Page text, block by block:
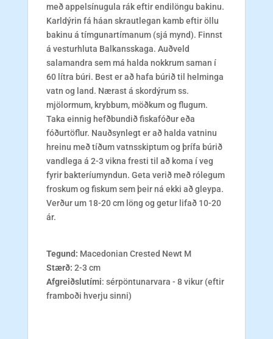
með appelsínugula rák eftir endilöngu bakinu.
Karldýrin fá háan skrautlegan kamb eftir öllu
bakinu á tímgunartímanum (sjá mynd). Finnst
á vesturhluta Balkansskaga. Auðveld
salamandra sem má halda nokkrum saman í
60 lítra búri. Best er að hafa búrið til helminga
vatn og land. Nærast á skordýrum ss.
mjölormum, krybbum, möðkum og flugum.
Taka einnig hefðbundið fiskafóður eða
fóðurtöflur. Nauðsynlegt er að halda vatninu
hreinu með tíðum vatnsskiptum og þrífa búrið
vandlega á 2-3 vikna fresti til að koma í veg
fyrir bakteríumyndun. Geta verið með rólegum
froskum og fiskum sem þeir ná ekki að gleypa.
Verður um 18-20 cm löng og getur lifað 10-20
ár.
Tegund: Macedonian Crested Newt M
Stærð: 2-3 cm
Afgreiðslutími: sérpöntunarvara - 8 vikur (eftir
framboði hverju sinni)